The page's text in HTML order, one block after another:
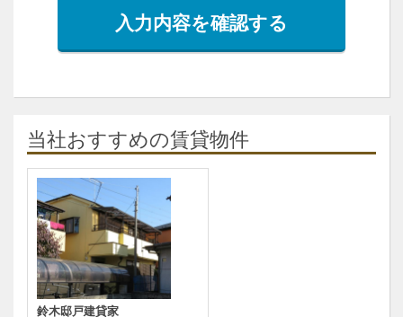
入力内容を確認する
当社おすすめの賃貸物件
鈴木邸戸建貸家